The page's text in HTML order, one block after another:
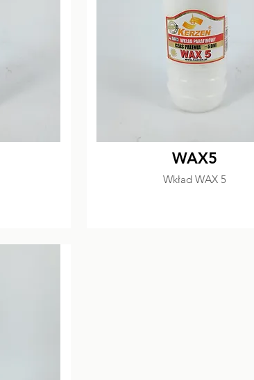
WAX5
Wkład WAX 5